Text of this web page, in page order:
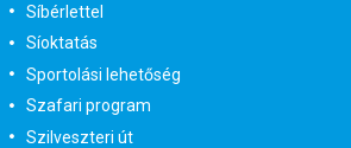
Síbérlettel
Síoktatás
Sportolási lehetőség
Szafari program
Szilveszteri út